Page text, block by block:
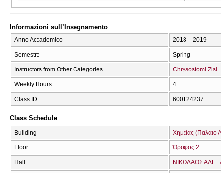
Informazioni sull’Insegnamento
Anno Accademico 2018 – 2019
Semestre Spring
Instructors from Other Categories Chrysostomi Zisi
Weekly Hours 4
Class ID 600124237
Class Schedule
Building Χημείας (Παλαιό
Floor Όροφος 2
Hall ΝΙΚΟΛΑΟΣ